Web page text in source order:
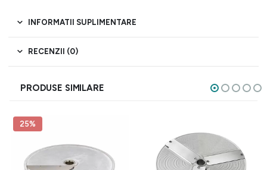
INFORMATII SUPLIMENTARE
RECENZII (0)
PRODUSE SIMILARE
25%